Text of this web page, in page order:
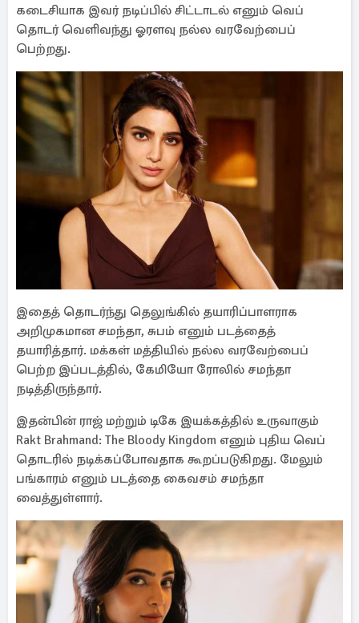
கடைசியாக இவர் நடிப்பில் சிட்டாடல் எனும் வெப்
தொடர் வெளிவந்து ஓரளவு நல்ல வரவேற்பைப்
பெற்றது.
இதைத் தொடர்ந்து தெலுங்கில் தயாரிப்பாளராக
அறிமுகமான சமந்தா, சுபம் எனும் படத்தைத்
தயாரித்தார். மக்கள் மத்தியில் நல்ல வரவேற்பைப்
பெற்ற இப்படத்தில், கேமியோ ரோலில் சமந்தா
நடித்திருந்தார்.
இதன்பின் ராஜ் மற்றும் டிகே இயக்கத்தில் உருவாகும்
Rakt Brahmand: The Bloody Kingdom எனும் புதிய வெப்
தொடரில் நடிக்கப்போவதாக கூறப்படுகிறது. மேலும்
பங்காரம் எனும் படத்தை கைவசம் சமந்தா
வைத்துள்ளார்.